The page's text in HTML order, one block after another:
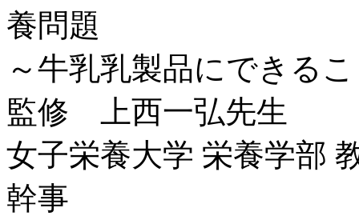
養問題
～牛乳乳製品にできる
監修 上西一弘先生
女子栄養大学 栄養学部
幹事